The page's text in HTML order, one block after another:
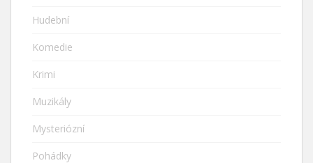
Hudební
Komedie
Krimi
Muzikály
Mysteriózní
Pohádky